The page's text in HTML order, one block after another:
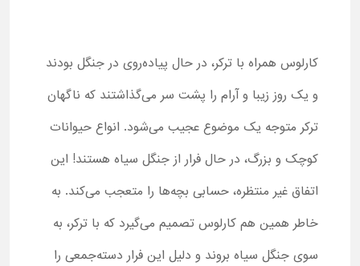
کارلوس همراه با ترکر، در حال پیاده‌روی در جنگل بودند
و یک روز زیبا و آرام را پشت سر می‌گذاشتند که ناگهان
ترکر متوجه یک موضوع عجیب می‌شود. انواع حیوانات
کوچک و بزرگ، در حال فرار از جنگل سیاه هستند! این
اتفاق غیر منتظره، حسابی بچه‌ها را متعجب می‌کند. به
خاطر همین هم کارلوس تصمیم می‌گیرد که با ترکر، به
سوی جنگل سیاه بروند و دلیل این فرار دسته‌جمعی را